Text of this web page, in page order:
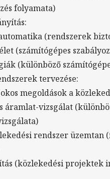
folyamata)
(rendszerek
(számítógépes
(különböző
tervezése:
megoldások a
áramlat-vizsgálat
rendszer
(közlekedési projektek